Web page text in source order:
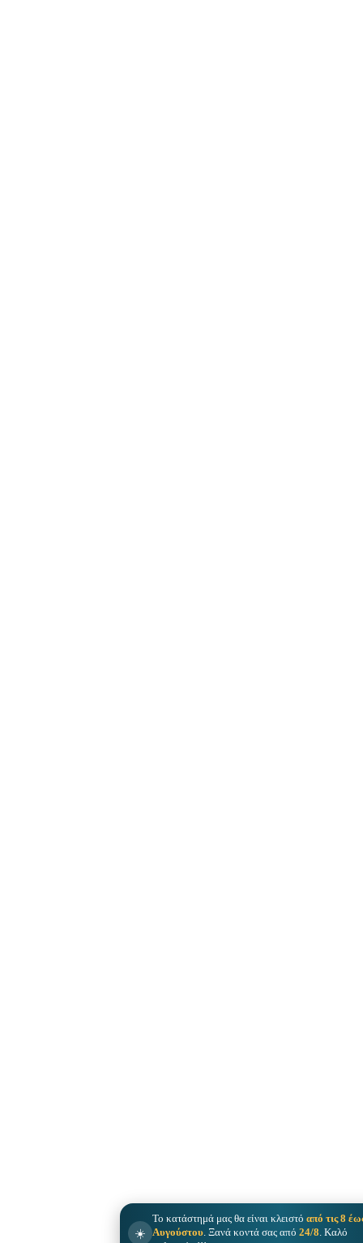
☀️
Το κατάστημά μας θα είναι κλειστό από τις 8
Αυγούστου. Ξανά κοντά σας από 24/8. Καλό